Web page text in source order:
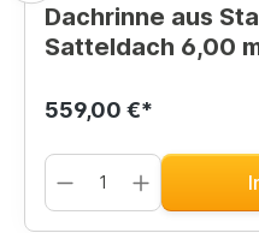
Dachrinne aus
Satteldach 6,00
559,00 €*